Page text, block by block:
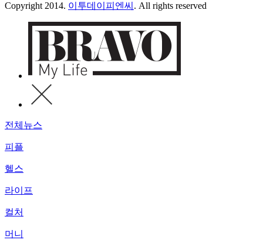
Copyright 2014. 이투데이피엔씨 . All rights reserved
전체뉴스
피플
헬스
라이프
컬처
머니